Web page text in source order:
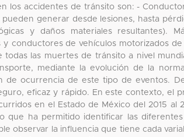
los accidentes de tránsito son: -
generar desde lesiones, hasta
y daños materiales resultantes).
y conductores de vehículos motorizados
las muertes de tránsito a nivel
mediante la evolución de la
de ocurrencia de este tipo de eventos.
eficaz y rápido. En este contexto, el
en el Estado de México del 2015 al
que ha permitido identificar las diferentes
observar la influencia que tiene cada